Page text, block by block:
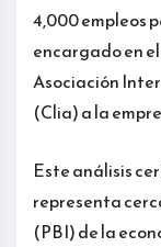
4,000 empleos
encargado en
Asociación
(Clia) a la
Este análisis
representa
(PBI) de la